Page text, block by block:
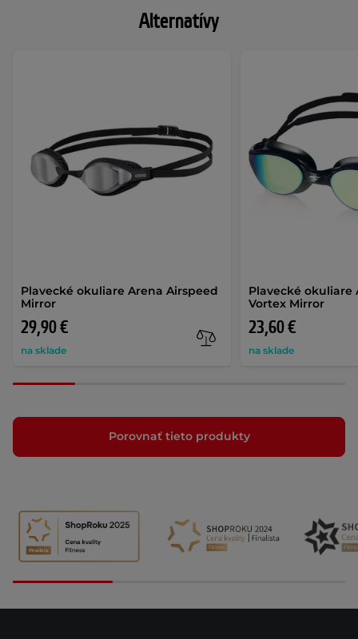
Alternatívy
Plavecké okuliare Arena Airspeed
Mirror
29,90 €
na sklade
Plavecké okuliare
Vortex Mirror
23,60 €
na sklade
Porovnať tieto produkty